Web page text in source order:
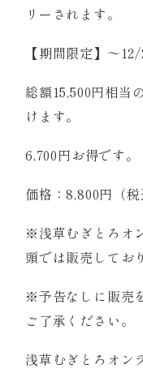
リーされます。
【期間限定】～
総額15,500円相当
けます。
6,700円お得です。
価格：8,800円（税
※浅草むぎとろオ
頭では販売してお
※予告なしに販売
ご了承ください。
浅草むぎとろオン